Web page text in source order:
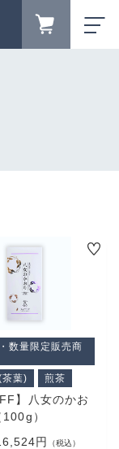
数量限定販売商
茶葉)
煎茶
】八女のかお
）
円
（税込）